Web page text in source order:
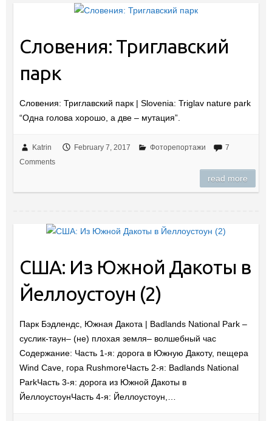
Словения: Триглавский
парк
Словения: Триглавский парк | Slovenia: Triglav nature park
“Одна голова хорошо, а две – мутация”.
Katrin February 7, 2017 Фоторепортажи
7
Comments
read more
США: Из Южной Дакоты в
Йеллоустоун (2)
Парк Бэдлендс, Южная Дакота | Badlands National Park –
суслик-таун– (не) плохая земля– волшебный час
Содержание: Часть 1-я: дорога в Южную Дакоту, пещера
Wind Cave, гора RushmoreЧасть 2-я: Badlands National
ParkЧасть 3-я: дорога из Южной Дакоты в
ЙеллоустоунЧасть 4-я: Йеллоустоун,…